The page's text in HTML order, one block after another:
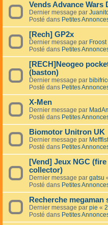
Vends Advance Wars
Dernier message par
Posté dans Petites
[Rech] GP2x
Dernier message par Froost
Posté dans Petites
[RECH]Neogeo
(baston)
Dernier message par
Posté dans Petites
X-Men
Dernier message par
Posté dans Petites
Biomotor Unitron UK
Dernier message par
Posté dans Petites
[Vend] Jeux NGC
collector)
Dernier message par gatsu
Posté dans Petites
Recherche megaman
Dernier message par pie «
Posté dans Petites